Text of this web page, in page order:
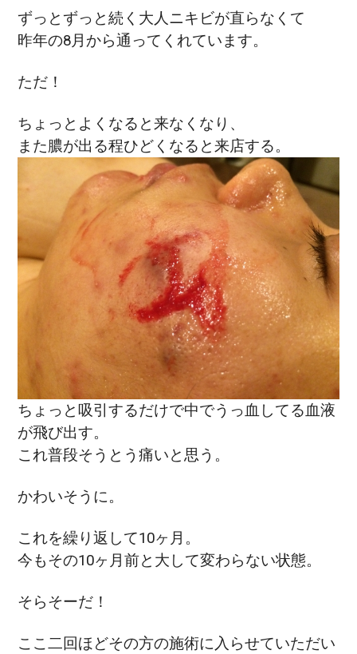
ずっとずっと続く大人ニキビが直らなくて
昨年の8月から通ってくれています。
ただ！
ちょっとよくなると来なくなり、
また膿が出る程ひどくなると来店する。
ちょっと吸引するだけで中でうっ血してる血液
が飛び出す。
これ普段そうとう痛いと思う。
かわいそうに。
これを繰り返して10ヶ月。
今もその10ヶ月前と大して変わらない状態。
そらそーだ！
ここ二回ほどその方の施術に入らせていただい